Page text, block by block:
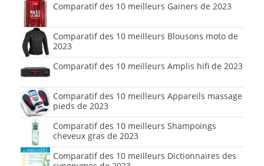
Comparatif des 10 meilleurs Gainers de 2023
Comparatif des 10 meilleurs Blousons moto de
2023
Comparatif des 10 meilleurs Amplis hifi de 2023
Comparatif des 10 meilleurs Appareils massage
pieds de 2023
Comparatif des 10 meilleurs Shampoings
cheveux gras de 2023
Comparatif des 10 meilleurs Dictionnaires des